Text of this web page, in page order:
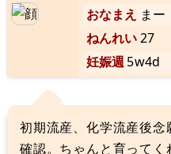
おなまえ まー
ねんれい27
妊娠週5w4d
初期流産、化学流産後
確認。ちゃんと育って